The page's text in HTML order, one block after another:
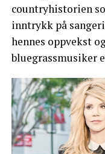
countryhistorien
inntrykk på
hennes oppvekst
bluegrassmusiker